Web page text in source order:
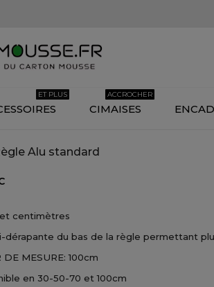
ET PLUS
CIMAISES
ACCROCHER
Alu standard
centimètres
dérapante du bas de la règle permettant
DE MESURE: 100cm
en 30-50-70 et 100cm